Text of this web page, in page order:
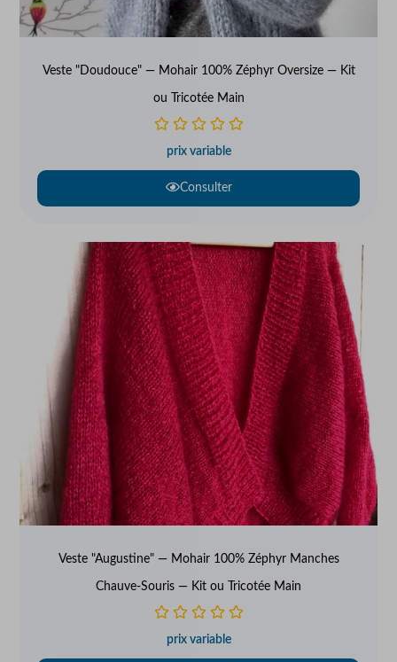
Veste "Doudouce" — Mohair 100% Zéphyr Oversize — Kit
ou Tricotée Main
prix variable
Consulter
Veste "Augustine" — Mohair 100% Zéphyr Manches
Chauve-Souris — Kit ou Tricotée Main
prix variable